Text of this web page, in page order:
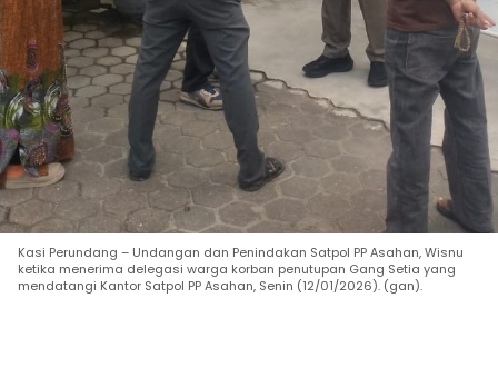
Kasi Perundang – Undangan dan Penindakan Satpol PP Asahan, Wisnu
ketika menerima delegasi warga korban penutupan Gang Setia yang
mendatangi Kantor Satpol PP Asahan, Senin (12/01/2026). (gan).